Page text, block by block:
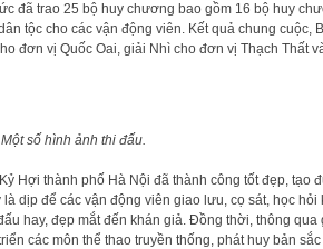
đã trao 25 bộ huy chương bao gồm 16 bộ huy
tộc cho các vận động viên. Kết quả chung cuộc,
đơn vị Quốc Oai, giải Nhì cho đơn vị Thạch Thất
Một số hình ảnh thi đấu.
Hợi thành phố Hà Nội đã thành công tốt đẹp, tạo
dịp để các vận động viên giao lưu, cọ sát, học hỏi
hay, đẹp mắt đến khán giả. Đồng thời, thông qua
các môn thể thao truyền thống, phát huy bản sắc